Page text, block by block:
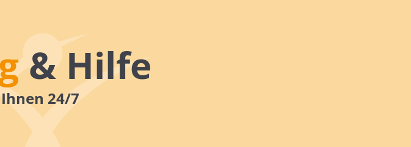
& Hilfe
24/7